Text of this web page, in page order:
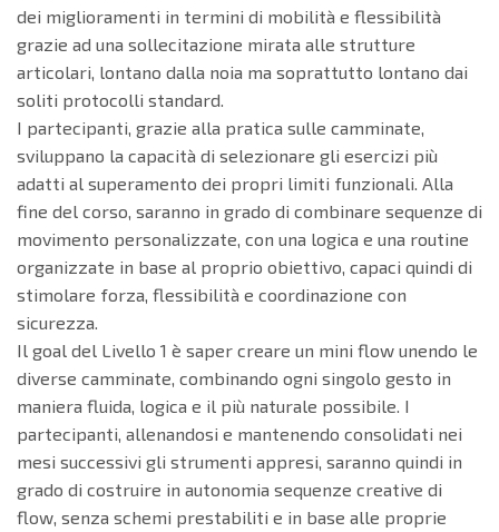
dei miglioramenti in termini di mobilità e flessibilità
grazie ad una sollecitazione mirata alle strutture
articolari, lontano dalla noia ma soprattutto lontano dai
soliti protocolli standard.
I partecipanti, grazie alla pratica sulle camminate,
sviluppano la capacità di selezionare gli esercizi più
adatti al superamento dei propri limiti funzionali. Alla
fine del corso, saranno in grado di combinare sequenze di
movimento personalizzate, con una logica e una routine
organizzate in base al proprio obiettivo, capaci quindi di
stimolare forza, flessibilità e coordinazione con
sicurezza.
Il goal del Livello 1 è saper creare un mini flow unendo le
diverse camminate, combinando ogni singolo gesto in
maniera fluida, logica e il più naturale possibile. I
partecipanti, allenandosi e mantenendo consolidati nei
mesi successivi gli strumenti appresi, saranno quindi in
grado di costruire in autonomia sequenze creative di
flow, senza schemi prestabiliti e in base alle proprie